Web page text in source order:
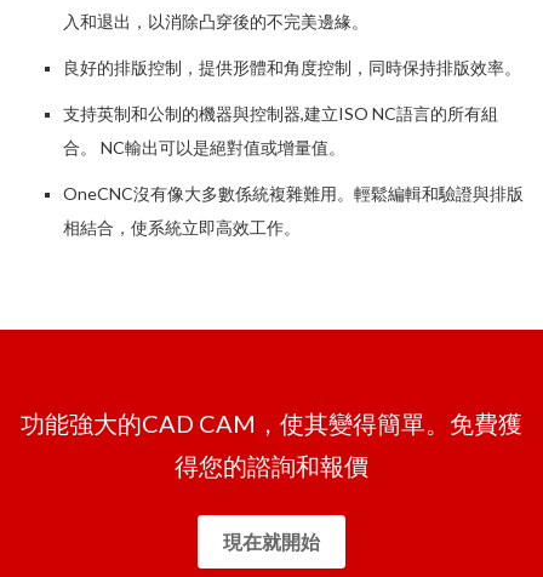
入和退出，以消除凸穿後的不完美邊緣。
良好的排版控制，提供形體和角度控制，同時保持排版效率。
支持英制和公制的機器與控制器,建立ISO NC語言的所有組
合。 NC輸出可以是絕對值或增量值。
OneCNC沒有像大多數係統複雜難用。輕鬆編輯和驗證與排版
相結合，使系統立即高效工作。
功能強大的CAD CAM，使其變得簡單。免費獲
得您的諮詢和報價
現在就開始